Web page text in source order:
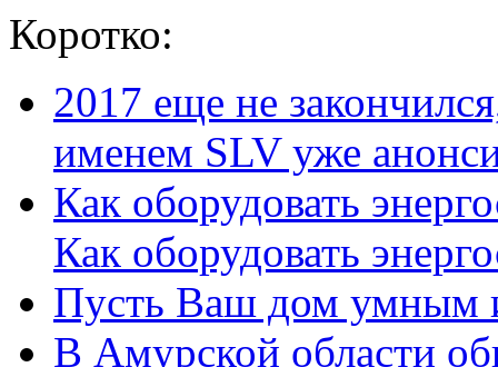
Коротко:
2017 еще не
именем SLV уже
Как оборудовать
Как оборудовать
Пусть Ваш дом умным
В Амурской области